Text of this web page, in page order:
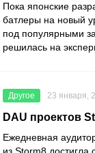
Пока японские
батлеры на новый
под популярными
решилась на
Другое 23 января,
DAU проектов
Ежедневная